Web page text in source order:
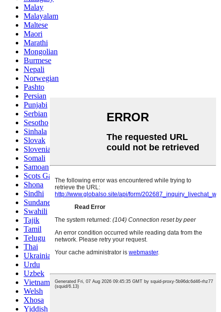
Malay
Malayalam
Maltese
Maori
Marathi
Mongolian
Burmese
Nepali
Norwegian
Pashto
Persian
Punjabi
Serbian
Sesotho
Sinhala
Slovak
Slovenian
Somali
Samoan
Scots Gaelic
Shona
Sindhi
Sundanese
Swahili
Tajik
Tamil
Telugu
Thai
Ukrainian
Urdu
Uzbek
Vietnamese
Welsh
Xhosa
Yiddish